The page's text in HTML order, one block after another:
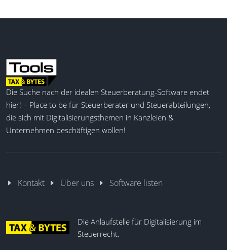
es Unternehmen dabei, fundierte Entscheidungen
von der übersichtlichen Darstellung der
Verkaufszahlen und der automatisierten
Nachverfolgung von Vertriebsprojekten.
Automat. Geschäftsprozesse
Kundenprofile und Historien
Dokumentenmanagement
Mobiler Zugriff via Apps
Die Suche nach der idealen Steuerberatung-Software endet
hier! – Place to be für Steuerberater und Steuerabteilungen,
die sich mit Digitalisierungsthemen in Kanzleien &
Unternehmen beschäftigen wollen!
Kontakt Über uns Software listen
Die Anlaufstelle für Digitalisierung im
Steuerrecht.